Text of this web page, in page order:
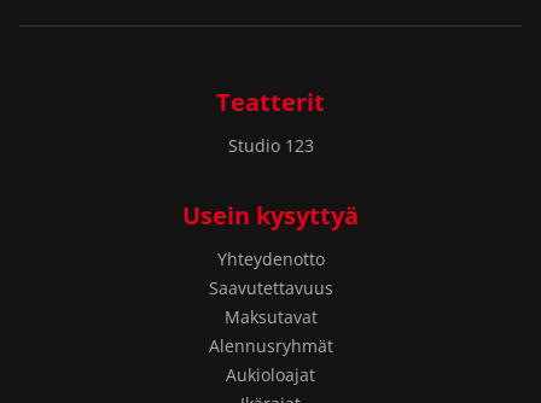
Teatterit
Studio 123
Usein kysyttyä
Yhteydenotto
Saavutettavuus
Maksutavat
Alennusryhmät
Aukioloajat